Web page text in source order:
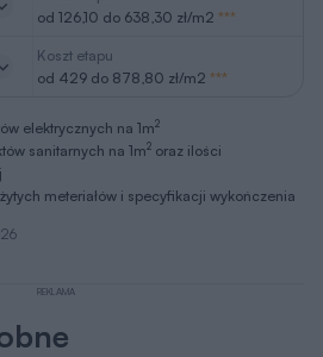
od 126,10 do 638,30 zł/m2 ***
Koszt etapu
od 429 do 878,80 zł/m2 ***
elektrycznych na 1m2
sanitarnych na 1m2 oraz ilości
meteriałów i specyfikacji wykończenia
REKLAMA